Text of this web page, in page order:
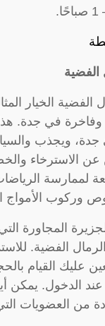
الخيار
وفاخرة في جدة.
ويجذب
عن الاسترخاء
لممارسة الرياضات
وركوب الأمواج
المجاورة
الفضية.
عليك القيام
عند الدخول. يمكن
من العضويات